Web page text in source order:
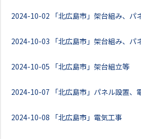
2024-10-02 「北広島市」架台組み、パ
2024-10-03 「北広島市」架台組み、パ
2024-10-05 「北広島市」架台組立等
2024-10-07 「北広島市」パネル設置、
2024-10-08 「北広島市」電気工事